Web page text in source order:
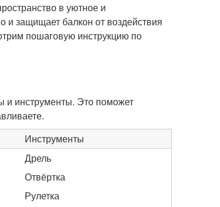
в уютное и
и защищает балкон от воздействия
пошаговую инструкцию по
и инструменты. Это поможет
Инструменты
Дрель
Отвёртка
Рулетка